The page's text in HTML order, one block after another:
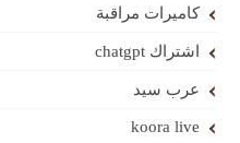
كاميرات مراقبة
اشتراك chatgpt
عرب سيد
koora live